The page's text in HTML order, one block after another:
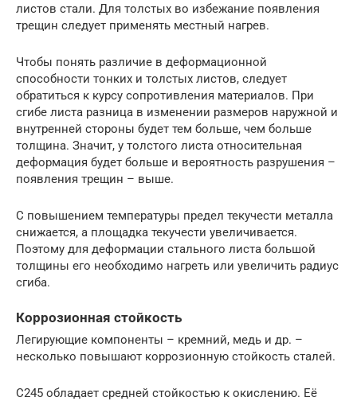
листов стали. Для толстых во избежание появления
трещин следует применять местный нагрев.
Чтобы понять различие в деформационной
способности тонких и толстых листов, следует
обратиться к курсу сопротивления материалов. При
сгибе листа разница в изменении размеров наружной и
внутренней стороны будет тем больше, чем больше
толщина. Значит, у толстого листа относительная
деформация будет больше и вероятность разрушения –
появления трещин – выше.
С повышением температуры предел текучести металла
снижается, а площадка текучести увеличивается.
Поэтому для деформации стального листа большой
толщины его необходимо нагреть или увеличить радиус
сгиба.
Коррозионная стойкость
Легирующие компоненты – кремний, медь и др. –
несколько повышают коррозионную стойкость сталей.
С245 обладает средней стойкостью к окислению. Её